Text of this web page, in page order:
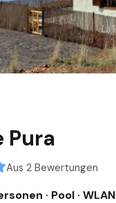
Pura
Aus 2 Bewertungen
· Pool · WLAN